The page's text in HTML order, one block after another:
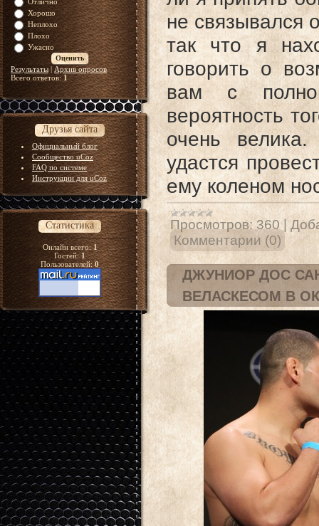
Хорошо
Неплохо
Плохо
Ужасно
Результаты| Архив опросов
Всего ответов:1
Друзья сайта
Официальный блог
Сообщество uCoz
FAQ по системе
Инструкции для uCoz
Статистика
Онлайн всего:1
Гостей:1
Пользователей:0
не связывался
так что я
говорить о
вам с
вероятность
очень
удастся
ему коленом
Просмотров: 360 |
Комментарии (0)
ДЖУНИОР ДОС
ВЕЛАСКЕСОМ В